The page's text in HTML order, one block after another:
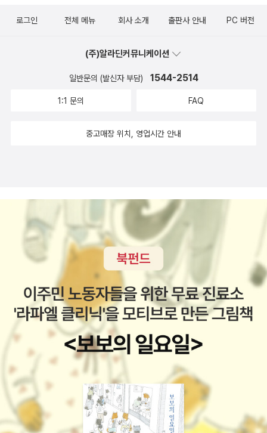
운영하는 담당자까지 매력적이고 사용자 친화적인 웹 콘텐츠 작성 방
이 책은 기존의 전형적인 프로그래밍 책 양식에서 벗어나 위지윅(W
YSIWYG, What You See Is What You Get) 방식으로 구성해
대해 간단한 예제 코드와 결과 화면을 제공하며 직관적인 설명을 통
성돼 있다. 또한 사이트에 있는 페이지의 구성과 디자인에 대한 실질
페이지와 사이트의 구조 ■ 이미지, 오디오, 비디오 제어 방법 ■ 서체
와 레이아웃 이 책의 대상 독자 ■ 웹 디자이너와 개발자 ■ 온라인 편
집자와 콘텐츠 편집자 ■ 인터넷 사이트 운영자와 온라인 마케팅 담
당자 ■ 웹 디자인과 개발을 쉽고 체계적으로 배우고 싶은 모든 사람
로그인 전체 메뉴 회사 소개 출판사 안내 PC 버전
(주)알라딘커뮤니케이션
일반문의 (발신자 부담) 1544-2514
1:1 문의 FAQ
중고매장 위치, 영업시간 안내